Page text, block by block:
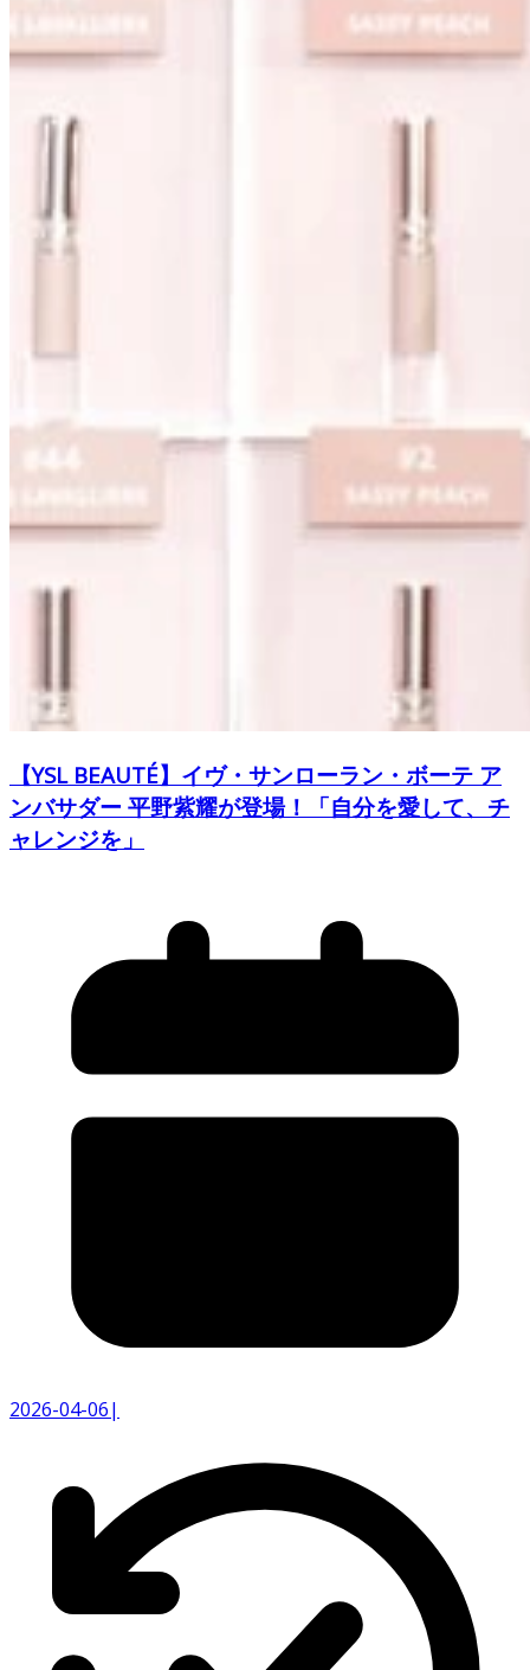
【YSL BEAUTÉ】イヴ・サンローラン・ボーテ ア
ンバサダー 平野紫耀が登場！「自分を愛して、チ
ャレンジを」
2026-04-06|